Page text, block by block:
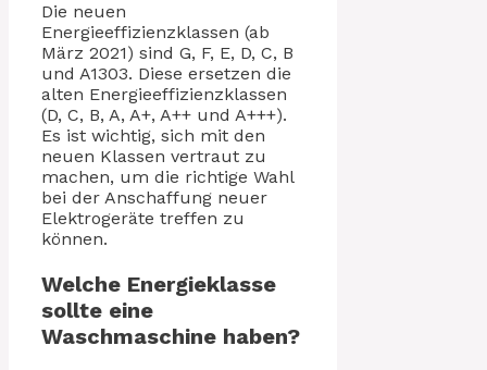
Die neuen
Energieeffizienzklassen (ab
März 2021) sind G, F, E, D, C, B
und A1303. Diese ersetzen die
alten Energieeffizienzklassen
(D, C, B, A, A+, A++ und A+++).
Es ist wichtig, sich mit den
neuen Klassen vertraut zu
machen, um die richtige Wahl
bei der Anschaffung neuer
Elektrogeräte treffen zu
können.
Welche Energieklasse
sollte eine
Waschmaschine haben?